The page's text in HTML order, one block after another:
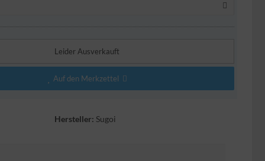
Leider Ausverkauft
Auf den Merkzettel
Hersteller: Sugoi